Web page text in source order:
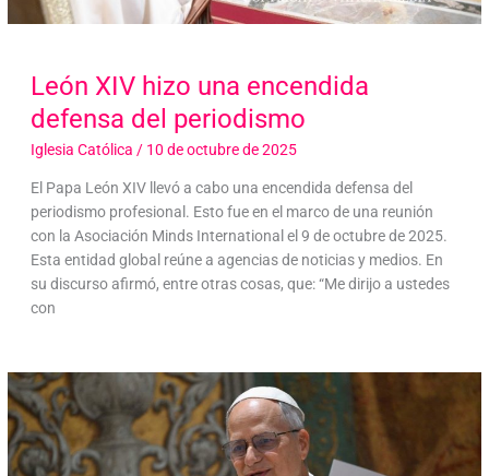
León XIV hizo una encendida
defensa del periodismo
Iglesia Católica / 10 de octubre de 2025
El Papa León XIV llevó a cabo una encendida defensa del
periodismo profesional. Esto fue en el marco de una reunión
con la Asociación Minds International el 9 de octubre de 2025.
Esta entidad global reúne a agencias de noticias y medios. En
su discurso afirmó, entre otras cosas, que: “Me dirijo a ustedes
con